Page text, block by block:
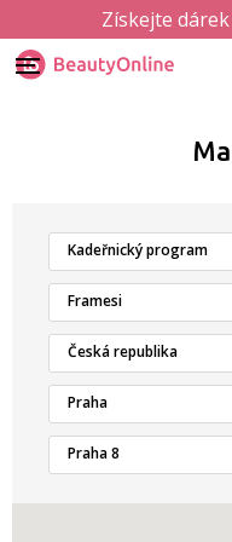
Získejte dárek
Kadeřnický program
Framesi
Česká republika
Praha
Praha 8